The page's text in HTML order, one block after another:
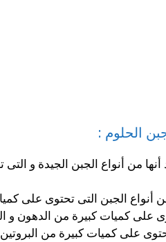
الحلوم :
أنها من أنواع الجبن الجيدة و
الجبن التى تحتوى على كميات كبيرة
كبيرة من الدهون و التى تصل الى حوالى 27
كميات كبيرة من البروتين و التى تصل الى حوالى